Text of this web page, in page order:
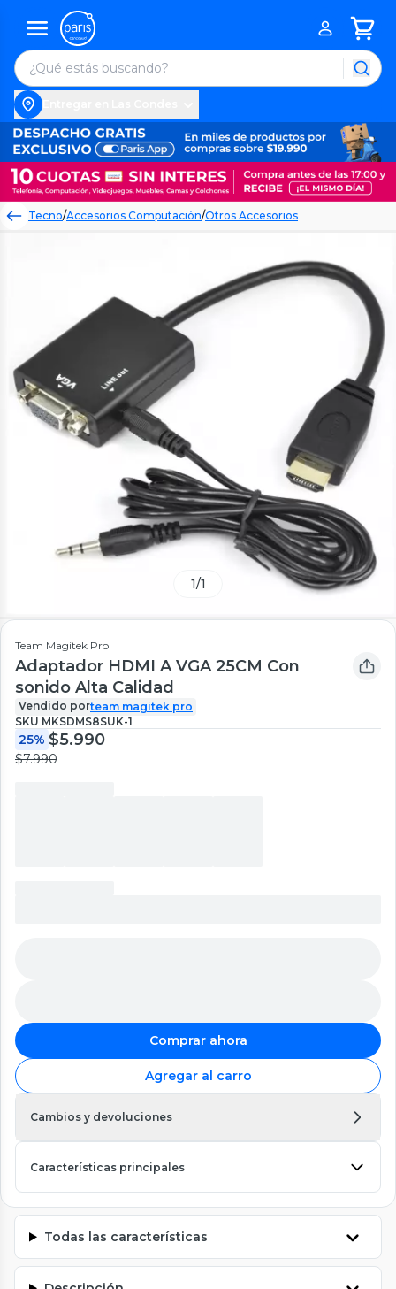
Tecno/Accesorios Computación/Otros Accesorios
1/1
Team Magitek Pro
Adaptador HDMI A VGA 25CM Con
sonido Alta Calidad
Vendido porteam magitek pro
SKU MKSDMS8SUK-1
25% $5.990
$7.990
Comprar ahora
Agregar al carro
Cambios y devoluciones
Características principales
Todas las características